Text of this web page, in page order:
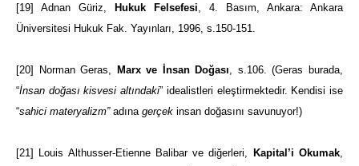
[19] Adnan Güriz, Hukuk Felsefesi , 4. Basım, Ankara: Ankara
Üniversitesi Hukuk Fak. Yayınları, 1996, s.150-151.
[20] Norman Geras, Marx ve İnsan Doğası , s.106. (Geras burada,
“İnsan doğası kisvesi altındaki” idealistleri eleştirmektedir. Kendisi ise
“sahici materyalizm” adına gerçek insan doğasını savunuyor!)
[21] Louis Althusser-Etienne Balibar ve diğerleri, Kapital’i Okumak